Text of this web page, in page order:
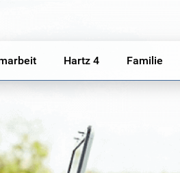
Hartz 4 Familie